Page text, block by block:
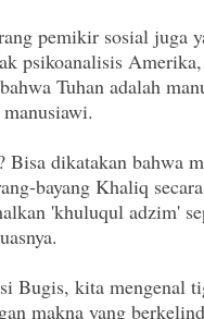
pemikir sosial juga
psikoanalisis
Tuhan adalah
Bisa dikatakan bahwa
bayang Khaliq
'khuluqul adzim'
Bugis, kita mengenal
makna yang